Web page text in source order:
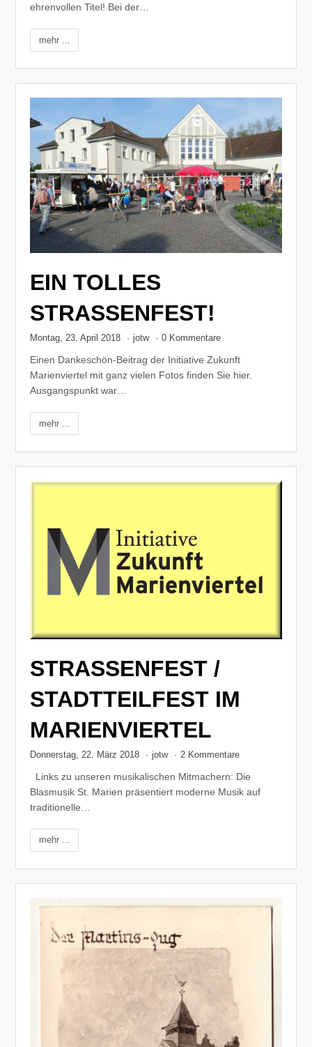
ehrenvollen Titel! Bei der…
mehr ...
EIN TOLLES
STRASSENFEST!
Montag, 23. April 2018 · jotw · 0 Kommentare
Einen Dankeschön-Beitrag der Initiative Zukunft
Marienviertel mit ganz vielen Fotos finden Sie hier.
Ausgangspunkt war…
mehr ...
STRASSENFEST /
STADTTEILFEST IM
MARIENVIERTEL
Donnerstag, 22. März 2018 · jotw · 2 Kommentare
Links zu unseren musikalischen Mitmachern: Die
Blasmusik St. Marien präsentiert moderne Musik auf
traditionelle…
mehr ...